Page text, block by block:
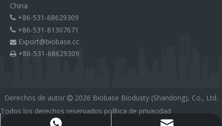
China
 +86-531-68629309
 +86-531-81307671
 Export@biobase.cc
 +86-531-68629309
Derechos de autor  2026 Biobase Biodusty (Shandong), Co., Ltd.
Todos los derechos reservados política de privacidad